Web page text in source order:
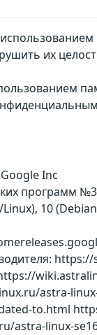
их
Inc
программ
10
astra-
to.html
astra-linux-